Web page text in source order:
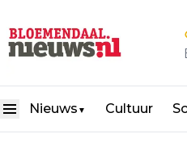
Nieuws ▼ Cultuur